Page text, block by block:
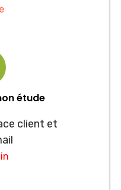
étude
client et